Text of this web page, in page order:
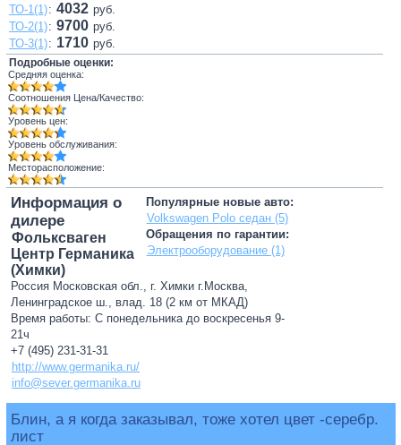
ТО-1(1): 4032 руб.
ТО-2(1): 9700 руб.
ТО-3(1): 1710 руб.
Подробные оценки:
Средняя оценка:
Соотношения Цена/Качество:
Уровень цен:
Уровень обслуживания:
Месторасположение:
Популярные новые авто:
Volkswagen Polo седан (5)
Обращения по гарантии:
Электрооборудование (1)
Информация о
дилере
Фольксваген
Центр Германика
(Химки)
Россия Московская обл., г. Химки г.Москва,
Ленинградское ш., влад. 18 (2 км от МКАД)
Время работы: С понедельника до воскресенья 9-
21ч
+7 (495) 231-31-31
http://www.germanika.ru/
info@sever.germanika.ru
Блин, а я когда заказывал, тоже хотел цвет -серебр.
лист